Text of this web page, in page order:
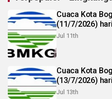
Cuaca Kota
(11/7/2026)
Jul 11th
Cuaca Kota
(13/7/2026)
Jul 13th